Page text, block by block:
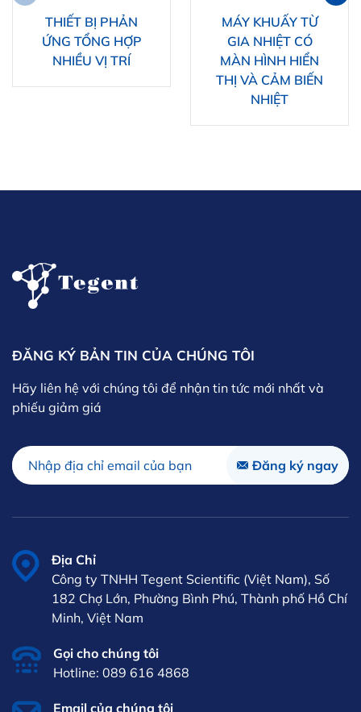
THIẾT BỊ PHẢN
ỨNG TỔNG HỢP
NHIỀU VỊ TRÍ
MÁY KHUẤY TỪ
GIA NHIỆT CÓ
MÀN HÌNH HIỂN
THỊ VÀ CẢM BIẾN
NHIỆT
ĐĂNG KÝ BẢN TIN CỦA CHÚNG TÔI
Hãy liên hệ với chúng tôi để nhận tin tức mới nhất và
phiếu giảm giá
Địa Chỉ
Công ty TNHH Tegent Scientific (Việt Nam), Số
182 Chợ Lớn, Phường Bình Phú, Thành phố Hồ Chí
Minh, Việt Nam
Gọi cho chúng tôi
Hotline: 089 616 4868
Email của chúng tôi